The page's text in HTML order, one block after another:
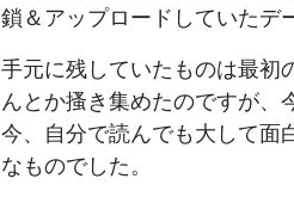
鎖＆アップロードしていたデ
手元に残していたものは最初
んとか搔き集めたのですが
今、自分で読んでも大して面
なものでした。